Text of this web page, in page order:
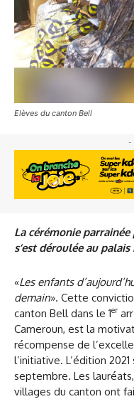
Elèves du canton Bell
-
La cérémonie
s’est déroulée au
«Les enfants
demain». Cette
canton Bell dans le 1er
Cameroun, est la
récompense de
l’initiative. L’édition
septembre. Les
villages du canton ont